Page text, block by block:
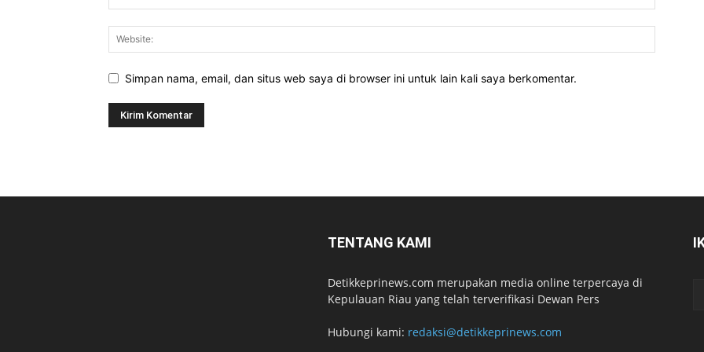
Simpan nama, email, dan situs web saya di browser ini untuk lain kali saya berkomentar.
TENTANG KAMI
Detikkeprinews.com merupakan media online terpercaya di
Kepulauan Riau yang telah terverifikasi Dewan Pers
Hubungi kami: redaksi@detikkeprinews.com